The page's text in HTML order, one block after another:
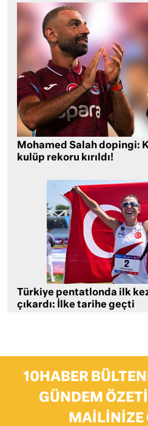
Mohamed Salah dopingi:
kulüp rekoru kırıldı!
Türkiye pentatlonda ilk
çıkardı: İlke tarihe geçti
10HABER
GÜNDEM
MAILINIZE